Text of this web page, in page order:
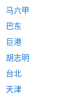
马六甲
巴东
巨港
胡志明
台北
天津